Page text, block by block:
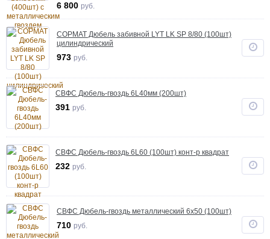
6 800 руб.
СОРМАТ Дюбель забивной LYT LK SP 8/80 (100шт)
цилиндрический
973 руб.
СВФС Дюбель-гвоздь 6L40мм (200шт)
391 руб.
СВФС Дюбель-гвоздь 6L60 (100шт) конт-р квадрат
232 руб.
СВФС Дюбель-гвоздь металлический 6х50 (100шт)
710 руб.